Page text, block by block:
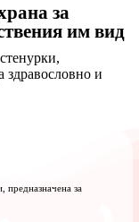
за
им вид
здравословно и
предназначена за